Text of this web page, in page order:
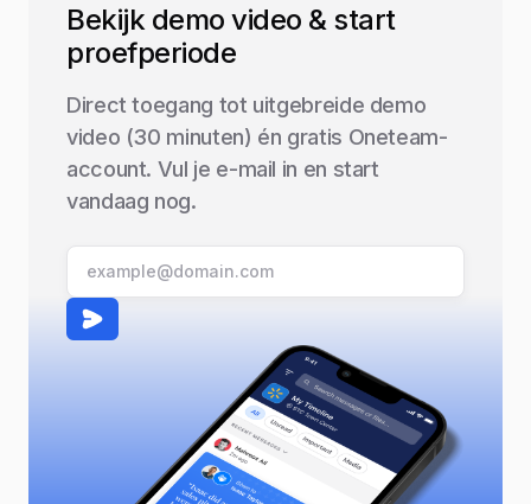
Bekijk demo video & start
proefperiode
Direct toegang tot uitgebreide demo
video (30 minuten) én gratis Oneteam-
account. Vul je e-mail in en start
vandaag nog.